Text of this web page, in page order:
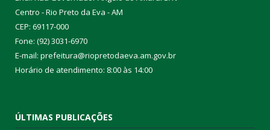
Centro - Rio Preto da Eva - AM
CEP: 69117-000
Fone: (92) 3031-6970
E-mail: prefeitura@riopretodaeva.am.gov.br
Horário de atendimento: 8:00 às 14:00
ÚLTIMAS PUBLICAÇÕES